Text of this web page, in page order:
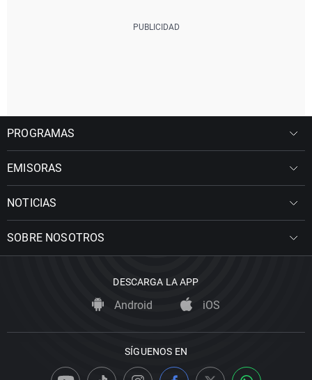
PROGRAMAS
EMISORAS
NOTICIAS
SOBRE NOSOTROS
DESCARGA LA APP
Android iOS
SÍGUENOS EN